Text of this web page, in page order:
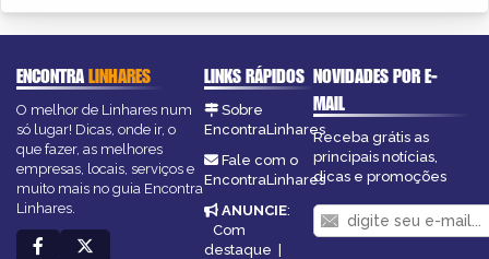
ENCONTRALINHARES
O melhor de Linhares num
só lugar! Dicas, onde ir, o
que fazer, as melhores
empresas, locais, serviços e
muito mais no guia Encontra
Linhares.
LINKS RÁPIDOS
Sobre
EncontraLinhares
Fale com o
EncontraLinhares
ANUNCIE:
Com
destaque
NOVIDADES POR E-
MAIL
Receba grátis as
principais notícias,
dicas e promoções